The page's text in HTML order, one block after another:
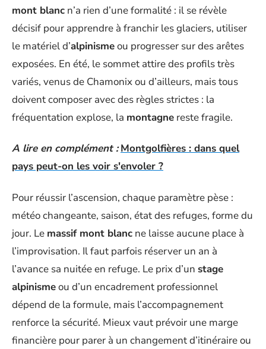
mont blanc n’a rien d’une formalité : il se révèle
décisif pour apprendre à franchir les glaciers, utiliser
le matériel d’alpinismeou progresser sur des arêtes
exposées. En été, le sommet attire des profils très
variés, venus de Chamonix ou d’ailleurs, mais tous
doivent composer avec des règles strictes : la
fréquentation explose, la montagne reste fragile.
A lire en complément : Montgolfières : dans quel
pays peut-on les voir s'envoler ?
Pour réussir l’ascension, chaque paramètre pèse :
météo changeante, saison, état des refuges, forme du
jour. Le massif mont blanc ne laisse aucune place à
l’improvisation. Il faut parfois réserver un an à
l’avance sa nuitée en refuge. Le prix d’un stage
alpinismeou d’un encadrement professionnel
dépend de la formule, mais l’accompagnement
renforce la sécurité. Mieux vaut prévoir une marge
financière pour parer à un changement d’itinéraire ou